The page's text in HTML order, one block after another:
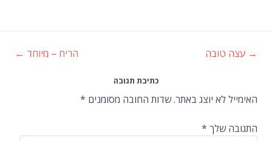
ניווט
ברשומות
→ עצה טובה הריח – מיוחד ←
כתיבת תגובה
האימייל לא יוצג באתר.שדות החובה מסומנים *
התגובה שלך *